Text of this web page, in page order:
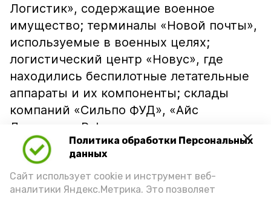
Политика обработки Персональных
данных
Сайт использует cookie и инструмент веб-
аналитики Яндекс.Метрика. Это позволяет
Логистик», содержащие военное
имущество; терминалы «Новой почты»,
используемые в военных целях;
логистический центр «Новус», где
находились беспилотные летательные
аппараты и их компоненты; склады
компаний «Сильпо ФУД», «Айс
Логистик», Raben и других, которые
также использовались для хранения
вооружений, а также складской
терминал Rozetka с военным